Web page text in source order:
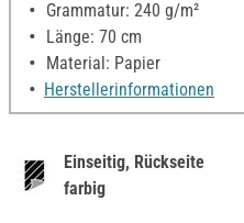
Grammatur: 240 g/m²
Länge: 70 cm
Material: Papier
Herstellerinformationen
Einseitig, Rückseite
farbig